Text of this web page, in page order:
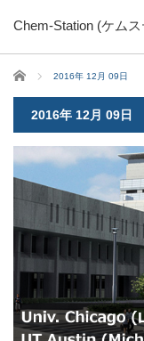
Chem-Station (ケムス
ホーム 2016年 12月 09日
2016年 12月 09日